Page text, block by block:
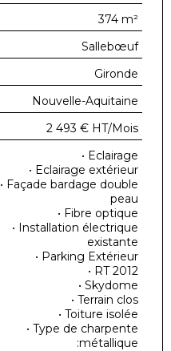
374 m²
Sallebœuf
Gironde
Nouvelle-Aquitaine
2 493 € HT/Mois
• Eclairage
• Eclairage extérieur
• Façade bardage double
peau
• Fibre optique
• Installation électrique
existante
• Parking Extérieur
• RT 2012
• Skydome
• Terrain clos
• Toiture isolée
• Type de charpente
:métallique